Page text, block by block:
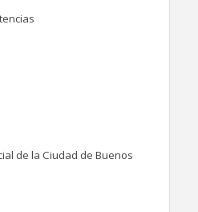
de la Ciudad de Buenos